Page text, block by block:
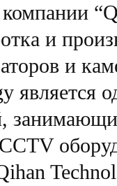
и
и
является